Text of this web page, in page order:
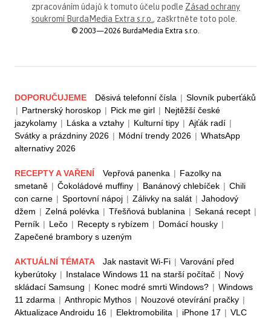
zpracováním údajů k tomuto účelu podle Zásad ochrany
soukromí BurdaMedia Extra s.r.o. , zaškrtněte toto pole.
© 2003—2026 BurdaMedia Extra s.r.o.
DOPORUČUJEME Děsivá telefonní čísla | Slovník puberťáků
| Partnerský horoskop | Pick me girl | Nejtěžší české
jazykolamy | Láska a vztahy | Kulturní tipy | Ajťák radí |
Svátky a prázdniny 2026 | Módní trendy 2026 | WhatsApp
alternativy 2026
RECEPTY A VAŘENÍ Vepřová panenka | Fazolky na
smetaně | Čokoládové muffiny | Banánový chlebíček | Chili
con carne | Sportovní nápoj | Zálivky na salát | Jahodový
džem | Zelná polévka | Třešňová bublanina | Sekaná recept |
Perník | Lečo | Recepty s rybízem | Domácí housky |
Zapečené brambory s uzeným
AKTUÁLNÍ TÉMATA Jak nastavit Wi-Fi | Varování před
kyberútoky | Instalace Windows 11 na starší počítač | Nový
skládací Samsung | Konec modré smrti Windows? | Windows
11 zdarma | Anthropic Mythos | Nouzové otevírání pračky |
Aktualizace Androidu 16 | Elektromobilita | iPhone 17 | VLC